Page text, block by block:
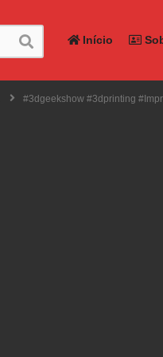
Início
#3dgeekshow #3dprinting